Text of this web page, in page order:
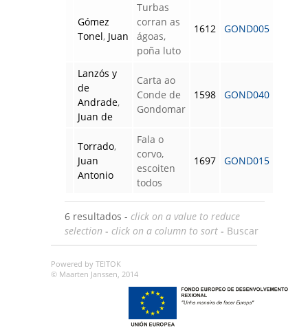
Gómez
Tonel, Juan
Turbas
corran as
ágoas,
poña luto
1612 GOND005
Lanzós y
de
Andrade,
Juan de
Carta ao
Conde de
Gondomar
1598 GOND040
Torrado,
Juan
Antonio
Fala o
corvo,
escoiten
todos
1697 GOND015
6 resultados - click on a value to reduce
selection - click on a column to sort - Buscar
Powered by TEITOK
© Maarten Janssen, 2014